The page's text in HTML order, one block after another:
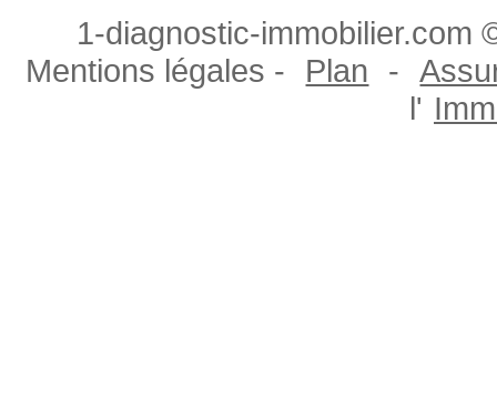
1-diagnostic-immobilier.com
Mentions légales -
Plan -
l'